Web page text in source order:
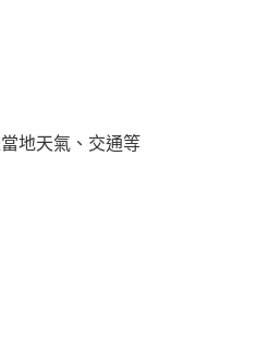
地天氣、交通等